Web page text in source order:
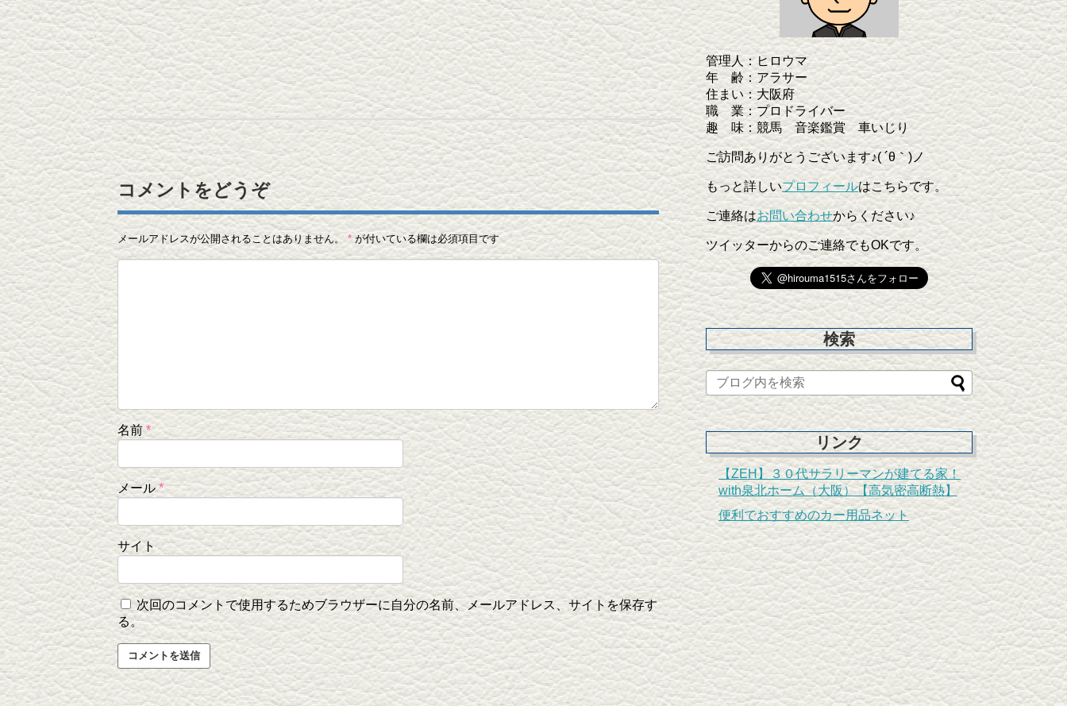
コメントをどうぞ
メールアドレスが公開されることはありません。 * が付いている欄は必須項目です
名前 *
メール*
サイト
次回のコメントで使用するためブラウザーに自分の名前、メールアドレス、サイトを保存す
る。
管理人：ヒロウマ
年 齢：アラサー
住まい：大阪府
職 業：プロドライバー
趣 味：競馬 音楽鑑賞 車いじり
ご訪問ありがとうございます♪( ´θ｀)ノ
もっと詳しいプロフィールはこちらです。
ご連絡はお問い合わせからください♪
ツイッターからのご連絡でもOKです。
検索
リンク
【ZEH】３０代サラリーマンが建てる家！
with泉北ホーム（大阪）【高気密高断熱】
便利でおすすめのカー用品ネット